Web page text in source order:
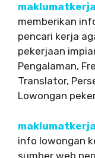
memberikan
pencari kerja
pekerjaan
Pengalaman,
Translator,
Lowongan
info lowongan
sumber web